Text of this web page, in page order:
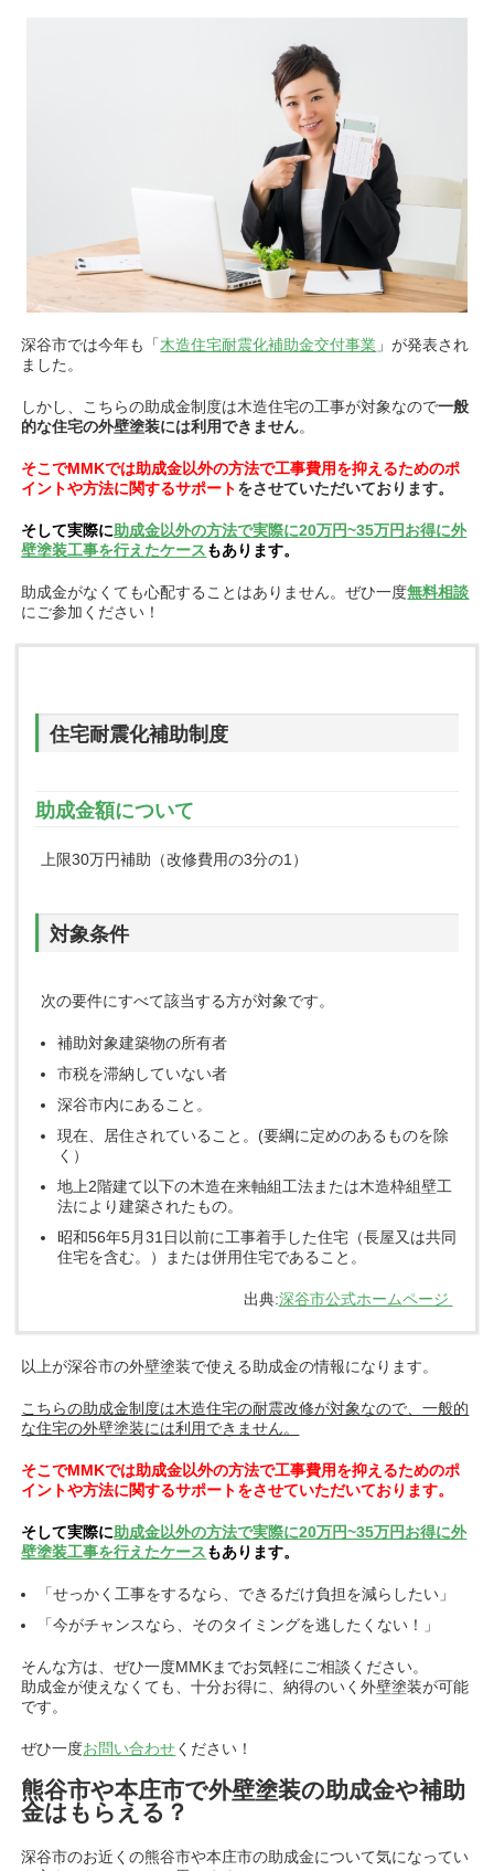
深谷市では今年も「木造住宅耐震化補助金交付事業 」が発表され
ました。
しかし、こちらの助成金制度は木造住宅の工事が対象なので一般
的な住宅の外壁塗装には利用できません。
そこでMMKでは助成金以外の方法で工事費用を抑えるためのポ
イントや方法に関するサポートをさせていただいております。
そして実際に 助成金以外の方法で実際に20万円~35万円お得に外
壁塗装工事を行えたケースもあります。
助成金がなくても心配することはありません。ぜひ一度無料相談
にご参加ください！
住宅耐震化補助制度
助成金額について
上限30万円補助（改修費用の3分の1）
対象条件
次の要件にすべて該当する方が対象です。
補助対象建築物の所有者
市税を滞納していない者
深谷市内にあること。
現在、居住されていること。(要綱に定めのあるものを除
く）
地上2階建て以下の木造在来軸組工法または木造枠組壁工
法により建築されたもの。
昭和56年5月31日以前に工事着手した住宅（長屋又は共同
住宅を含む。）または併用住宅であること。
出典:深谷市公式ホームページ
以上が深谷市の外壁塗装で使える助成金の情報になります。
こちらの助成金制度は木造住宅の耐震改修が対象なので、一般的
な住宅の外壁塗装には利用できません。
そこでMMKでは助成金以外の方法で工事費用を抑えるためのポ
イントや方法に関するサポートをさせていただいております。
そして実際に 助成金以外の方法で実際に20万円~35万円お得に外
壁塗装工事を行えたケースもあります。
「せっかく工事をするなら、できるだけ負担を減らしたい」
「今がチャンスなら、そのタイミングを逃したくない！」
そんな方は、ぜひ一度MMKまでお気軽にご相談ください。
助成金が使えなくても、十分お得に、納得のいく外壁塗装が可能
です。
ぜひ一度お問い合わせください！
熊谷市や本庄市で外壁塗装の助成金や補助
金はもらえる？
深谷市のお近くの熊谷市や本庄市の助成金について気になってい